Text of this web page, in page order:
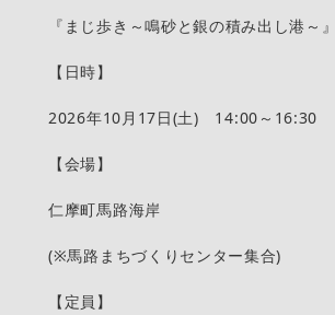
『まじ歩き～鳴砂と銀の積み出し港～』
【日時】
2026年10月17日(土) 14:00～16:30
【会場】
仁摩町馬路海岸
(※馬路まちづくりセンター集合)
【定員】